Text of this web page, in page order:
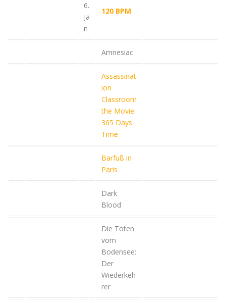
6.
Ja
n
120 BPM
Amnesiac
Assassinat
ion
Classroom
the Movie:
365 Days
Time
Barfuß in
Paris
Dark
Blood
Die Toten
vom
Bodensee:
Der
Wiederkeh
rer